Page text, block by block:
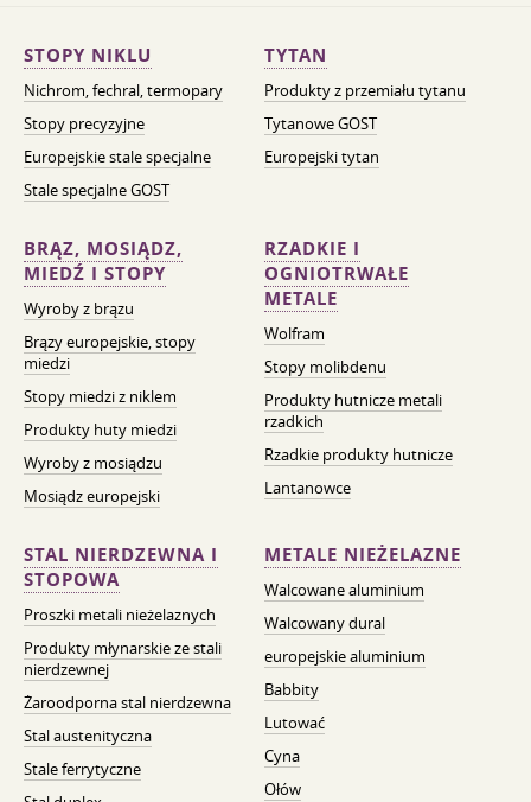
STOPY NIKLU
Nichrom, fechral, termopary
Stopy precyzyjne
Europejskie stale specjalne
Stale specjalne GOST
TYTAN
Produkty z przemiału tytanu
Tytanowe GOST
Europejski tytan
BRĄZ, MOSIĄDZ,
MIEDŹ I STOPY
Wyroby z brązu
Brązy europejskie, stopy
miedzi
Stopy miedzi z niklem
Produkty huty miedzi
Wyroby z mosiądzu
Mosiądz europejski
RZADKIE I
OGNIOTRWAŁE
METALE
Wolfram
Stopy molibdenu
Produkty hutnicze metali
rzadkich
Rzadkie produkty hutnicze
Lantanowce
STAL NIERDZEWNA I
STOPOWA
Proszki metali nieżelaznych
Produkty młynarskie ze stali
nierdzewnej
Żaroodporna stal nierdzewna
Stal austenityczna
Stale ferrytyczne
METALE NIEŻELAZNE
Walcowane aluminium
Walcowany dural
europejskie aluminium
Babbity
Lutować
Cyna
Ołów